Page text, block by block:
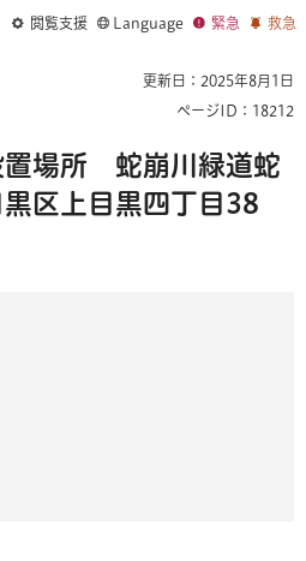
閲覧支援 Language 緊急 救急
更新日：2025年8月1日
ページID：18212
置場所 蛇崩川緑道蛇
区上目黒四丁目38